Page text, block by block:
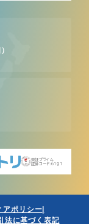
東証プライム
証券コード:6191
アポリシー
法に基づく表記